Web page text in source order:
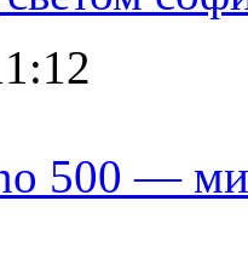
500 —